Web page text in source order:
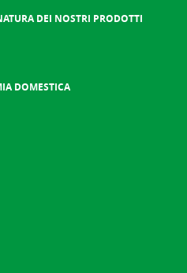
DEI NOSTRI PRODOTTI
DOMESTICA